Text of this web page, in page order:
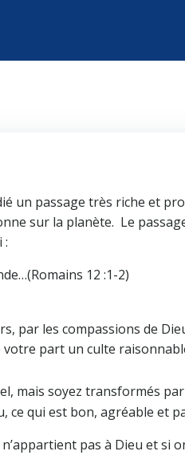
un passage très riche et
sur la planète. Le
:
12 :1-2)
par les compassions de
votre part un culte
mais soyez transformés
ce qui est bon, agréable et
pas à Dieu et si